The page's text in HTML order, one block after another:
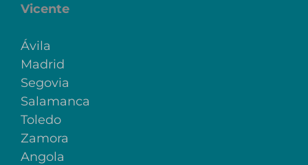
Vicente
Ávila
Madrid
Segovia
Salamanca
Toledo
Zamora
Angola